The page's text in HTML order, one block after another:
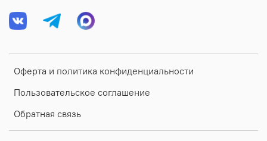
Оферта и политика конфиденциальности
Пользовательское соглашение
Обратная связь